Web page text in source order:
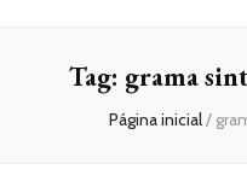
Tag: grama
Página inicial/